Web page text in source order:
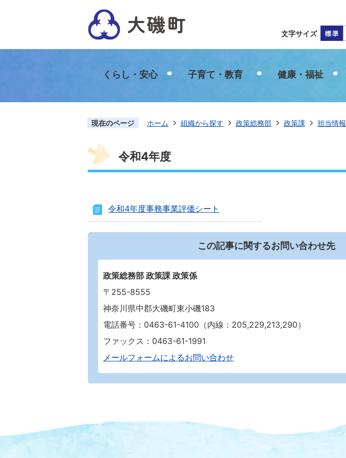
文字サイズ
くらし・安心 子育て・教育 健康・福祉
現在のページ ホーム 組織から探す 政策総務部 政策課 担当情報
令和4年度
令和4年度事務事業評価シート
この記事に関するお問い合わせ先
政策総務部 政策課 政策係
〒255-8555
神奈川県中郡大磯町東小磯183
電話番号：0463-61-4100（内線：205,229,213,290）
ファックス：0463-61-1991
メールフォームによるお問い合わせ